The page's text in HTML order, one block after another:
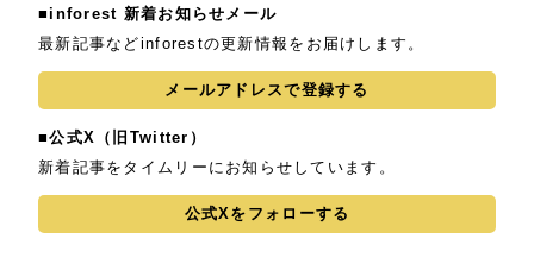
■inforest 新着お知らせメール
最新記事などinforestの更新情報をお届けします。
メールアドレスで登録する
■公式X（旧Twitter）
新着記事をタイムリーにお知らせしています。
公式Xをフォローする